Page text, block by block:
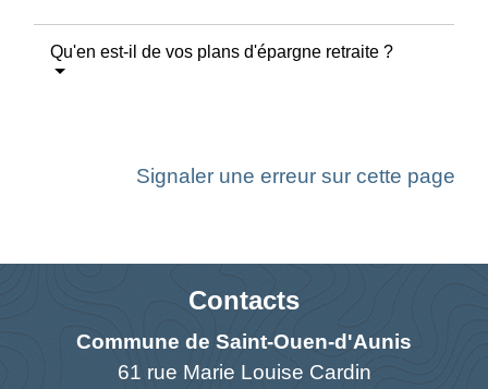
Qu'en est-il de vos plans d'épargne retraite ?
Signaler une erreur sur cette page
Contacts
Commune de Saint-Ouen-d'Aunis
61 rue Marie Louise Cardin